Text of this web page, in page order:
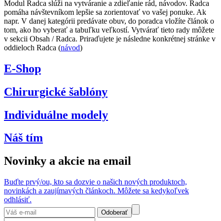
Modul Radca slúži na vytváranie a zdieľanie rád, návodov. Radca
pomáha návštevníkom lepšie sa zorientovať vo vašej ponuke. Ak
napr. V danej kategórii predávate obuv, do poradca vložíte článok o
tom, ako ho vyberať a tabuľku veľkostí. Vytvárať tieto rady môžete
v sekcii Obsah / Radca. Priraďujete je následne konkrétnej stránke v
oddieloch Radca (návod)
E-Shop
Chirurgické šablóny
Individuálne modely
Náš tím
Novinky a akcie na email
Buďte prvý/ou, kto sa dozvie o našich nových produktoch,
novinkách a zaujímavých článkoch. Môžete sa kedykoľvek
odhlásiť.
Odoberať